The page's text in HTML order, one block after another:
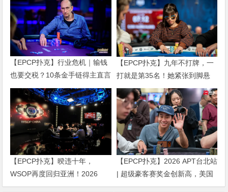
【EPCP扑克】行业危机｜输钱
也要交税？10条金手链得主直言
“扛不住”，主动砍掉四分之三比
赛
【EPCP扑克】九年不打牌，一
打就是第35名！她紧张到脚悬
空，但全世界以为她很淡定
【EPCP扑克】暌违十年，
WSOP再度回归亚洲！2026
APL济州站6月19-28日盛大登
【EPCP扑克】2026 APT台北站
| 超级豪客赛奖金创新高，美国
选手Ethan “Rampage” Yau领跑